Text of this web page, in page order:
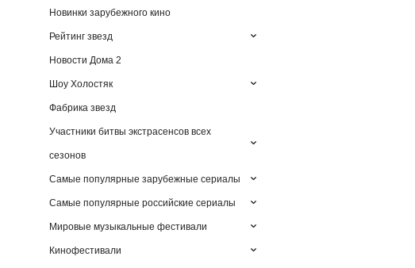
Новинки зарубежного кино
Рейтинг звезд
Новости Дома 2
Шоу Холостяк
Фабрика звезд
Участники битвы экстрасенсов всех
сезонов
Самые популярные зарубежные сериалы
Самые популярные российские сериалы
Мировые музыкальные фестивали
Кинофестивали